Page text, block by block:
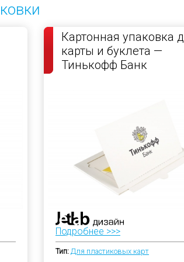
Картонная упаковка
карты и буклета —
Тинькофф Банк
Подробнее >>>
Тип: Для пластиковых карт